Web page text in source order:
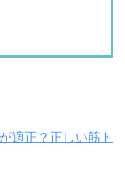
適正？正しい筋ト